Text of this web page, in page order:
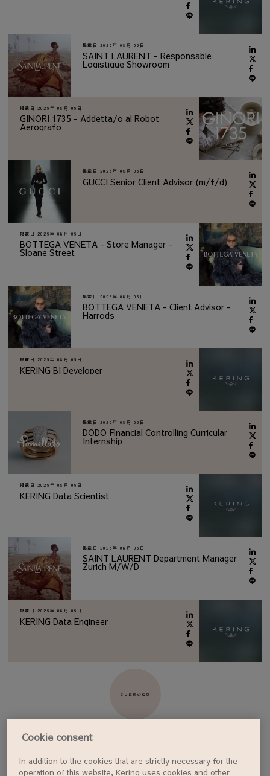
掲載日 2026年 08月 06日
SAINT LAURENT - Responsable
Logistique Showroom
掲載日 2026年 08月 06日
GINORI 1735 - Addetta/o al Robot
Aerografo
掲載日 2026年 08月 06日
GUCCI Senior Client Advisor (m/f/d)
掲載日 2026年 08月 06日
BOTTEGA VENETA - Store Manager -
Sloane Street
掲載日 2026年 08月 06日
BOTTEGA VENETA - Client Advisor -
Harrods
掲載日 2026年 08月 06日
KERING BI Developer
掲載日 2026年 08月 06日
DODO Financial Controlling Curricular
Internship
掲載日 2026年 08月 06日
KERING Data Scientist
掲載日 2026年 08月 06日
SAINT LAURENT Department Manager
Zurich M/W/D
掲載日 2026年 08月 06日
KERING Data Engineer
さらに読み込む
ジョブアラートを設定する
Cookie consent
In addition to the cookies that are strictly necessary for the
operation of this website, Kering uses cookies and other